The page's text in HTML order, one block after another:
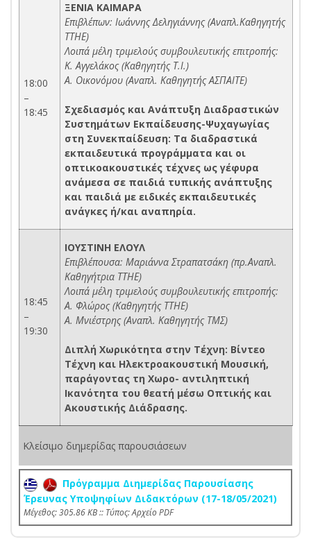
18:00
–
18:45
ΞΕΝΙΑ ΚΑΙΜΑΡΑ
Επιβλέπων: Ιωάννης Δεληγιάννης (Αναπλ.Καθηγητής
ΤΤΗΕ)
Λοιπά μέλη τριμελούς συμβουλευτικής επιτροπής:
Κ. Αγγελάκος (Καθηγητής Τ.Ι.)
Α. Οικονόμου (Αναπλ. Καθηγητής ΑΣΠΑΙΤΕ)
Σχεδιασμός και Ανάπτυξη Διαδραστικών
Συστημάτων Εκπαίδευσης-Ψυχαγωγίας
στη Συνεκπαίδευση: Τα διαδραστικά
εκπαιδευτικά προγράμματα και οι
οπτικοακουστικές τέχνες ως γέφυρα
ανάμεσα σε παιδιά τυπικής ανάπτυξης
και παιδιά με ειδικές εκπαιδευτικές
ανάγκες ή/και αναπηρία.
18:45
–
19:30
ΙΟΥΣΤΙΝΗ ΕΛΟΥΛ
Επιβλέπουσα: Μαριάννα Στραπατσάκη (πρ.Αναπλ.
Καθηγήτρια ΤΤΗΕ)
Λοιπά μέλη τριμελούς συμβουλευτικής επιτροπής:
Α. Φλώρος (Καθηγητής ΤΤΗΕ)
Α. Μνιέστρης (Αναπλ. Καθηγητής ΤΜΣ)
Διπλή Χωρικότητα στην Τέχνη: Βίντεο
Τέχνη και Ηλεκτροακουστική Μουσική,
παράγοντας τη Χωρο- αντιληπτική
Ικανότητα του θεατή μέσω Οπτικής και
Ακουστικής Διάδρασης.
Κλείσιμο διημερίδας παρουσιάσεων
Πρόγραμμα Διημερίδας Παρουσίασης
Έρευνας Υποψηφίων Διδακτόρων (17-18/05/2021)
Mέγεθος: 305.86 KB :: Τύπος: Αρχείο PDF